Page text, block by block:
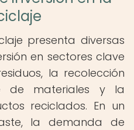
presenta diversas
en sectores clave
la recolección
de materiales y la
reciclados. En un
la demanda de